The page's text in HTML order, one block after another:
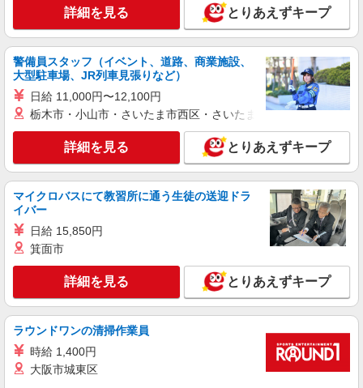
紹介予定派遣
株式会社ウィズ
出版社での編集など
時給1800円 ★月収例：270,000円⇒時給1800
円×実働7.5H×20日
東京都新宿区
キープ 詳細を見る
紹介予定派遣
株式会社ウィズ
キープ 詳細を見る
派遣社員
株式会社ウィズ
詳細を見る とりあえずキープ
警備員スタッフ（イベント、道路、商業施設、
大型駐車場、JR列車見張りなど）
日給 11,000円〜12,100円
栃木市・小山市・さいたま市西区・さいたま市岩槻区・久喜市・
詳細を見る とりあえずキープ
マイクロバスにて教習所に通う生徒の送迎ドラ
イバー
日給 15,850円
箕面市
詳細を見る とりあえずキープ
ラウンドワンの清掃作業員
時給 1,400円
大阪市城東区